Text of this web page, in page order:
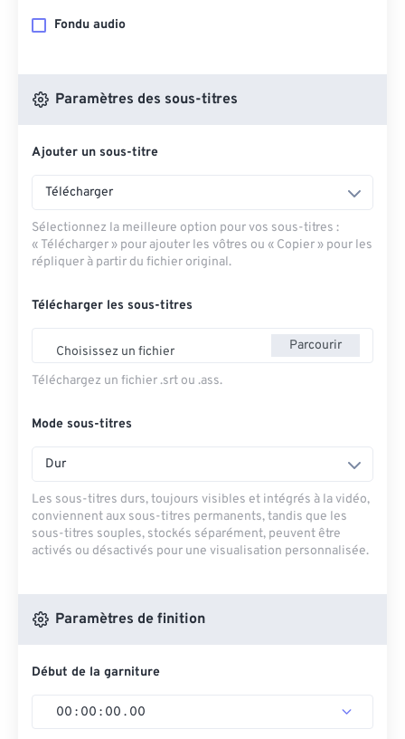
Fondu audio
Paramètres des sous-titres
Ajouter un sous-titre
Télécharger
Sélectionnez la meilleure option pour vos sous-titres :
« Télécharger » pour ajouter les vôtres ou « Copier » pour les
répliquer à partir du fichier original.
Télécharger les sous-titres
Choisissez un fichier Parcourir
Téléchargez un fichier .srt ou .ass.
Mode sous-titres
Dur
Les sous-titres durs, toujours visibles et intégrés à la vidéo,
conviennent aux sous-titres permanents, tandis que les
sous-titres souples, stockés séparément, peuvent être
activés ou désactivés pour une visualisation personnalisée.
Paramètres de finition
Début de la garniture
00 : 00 : 00 . 00